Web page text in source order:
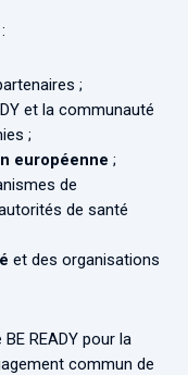
;
et la communauté
;
européenne ;
de
de santé
et des organisations
READY pour la
commun de